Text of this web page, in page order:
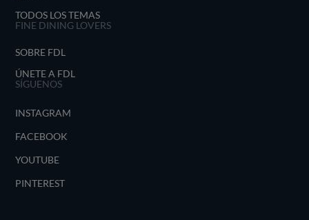
TODOS LOS TEMAS
FINE DINING LOVERS
SOBRE FDL
ÚNETE A FDL
SÍGUENOS
INSTAGRAM
FACEBOOK
YOUTUBE
PINTEREST